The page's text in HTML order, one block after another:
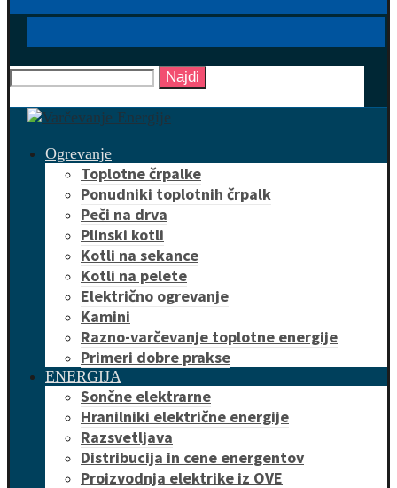
Najdi
Ogrevanje
Toplotne črpalke
Ponudniki toplotnih črpalk
Peči na drva
Plinski kotli
Kotli na sekance
Kotli na pelete
Električno ogrevanje
Kamini
Razno-varčevanje toplotne energije
Primeri dobre prakse
ENERGIJA
Sončne elektrarne
Hranilniki električne energije
Razsvetljava
Distribucija in cene energentov
Proizvodnja elektrike iz OVE